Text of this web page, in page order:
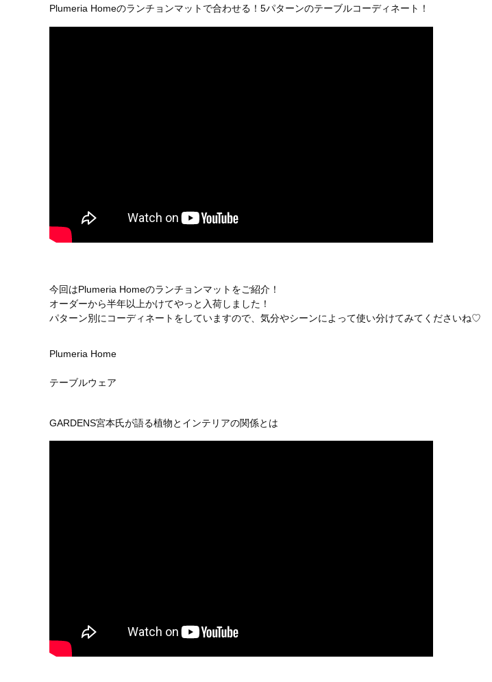
Plumeria Homeのランチョンマットで合わせる！5パターンのテーブルコーディネート！
今回はPlumeria Homeのランチョンマットをご紹介！
オーダーから半年以上かけてやっと入荷しました！
パターン別にコーディネートをしていますので、気分やシーンによって使い分けてみてくださいね♡
Plumeria Home
テーブルウェア
GARDENS宮本氏が語る植物とインテリアの関係とは